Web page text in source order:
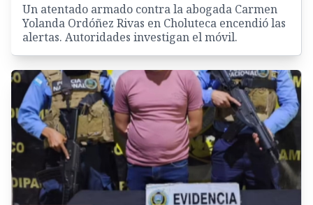
Un atentado armado contra la abogada Carmen
Yolanda Ordóñez Rivas en Choluteca encendió las
alertas. Autoridades investigan el móvil.